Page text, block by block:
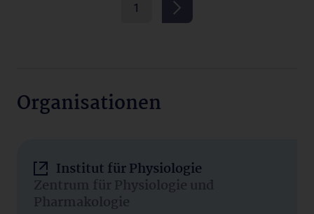
1
Organisationen
Institut für Physiologie
Zentrum für Physiologie und
Pharmakologie